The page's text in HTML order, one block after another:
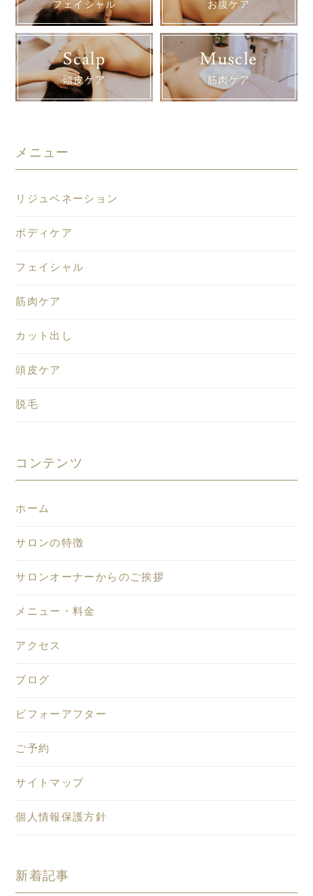
フェイシャル お腹ケア
Scalp
頭皮ケア
Muscle
筋肉ケア
メニュー
リジュベネーション
ボディケア
フェイシャル
筋肉ケア
カット出し
頭皮ケア
脱毛
コンテンツ
ホーム
サロンの特徴
サロンオーナーからのご挨拶
メニュー・料金
アクセス
ブログ
ビフォーアフター
ご予約
サイトマップ
個人情報保護方針
新着記事